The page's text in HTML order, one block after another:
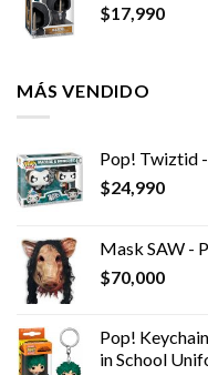
$17,990
MÁS VENDIDO
Pop! Twiztid
$24,990
Mask SAW -
$70,000
Pop!
in School